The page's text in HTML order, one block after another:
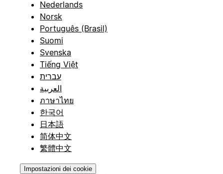
Nederlands
Norsk
Português (Brasil)
Suomi
Svenska
Tiếng Việt
עברית
العربية
ภาษาไทย
한국어
日本語
简体中文
繁體中文
Impostazioni dei cookie